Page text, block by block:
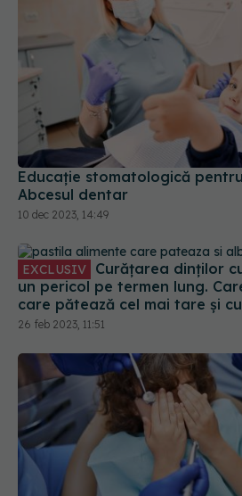
Educație stomatologică
Abcesul dentar
10 dec 2023, 14:49
EXCLUSIV
Curățarea dinților cu remedii naturiste,
un pericol pe termen lung.
care pătează cel mai tare și
acest lucru. Gabor: Ar trebui
două ori pe an
26 feb 2023, 11:51